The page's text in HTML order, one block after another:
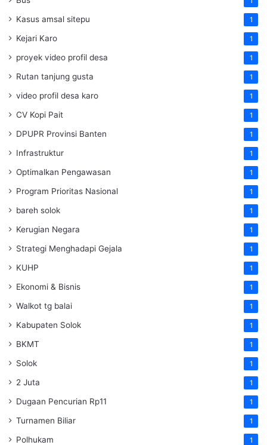
Kasus amsal sitepu 1
Kejari Karo 1
proyek video profil desa 1
Rutan tanjung gusta 1
video profil desa karo 1
CV Kopi Pait 1
DPUPR Provinsi Banten 1
Infrastruktur 1
Optimalkan Pengawasan 1
Program Prioritas Nasional 1
bareh solok 1
Kerugian Negara 1
Strategi Menghadapi Gejala 1
KUHP 1
Ekonomi & Bisnis 1
Walkot tg balai 1
Kabupaten Solok 1
BKMT 1
Solok 1
2 Juta 1
Dugaan Pencurian Rp11 1
Turnamen Biliar 1
Polhukam 1